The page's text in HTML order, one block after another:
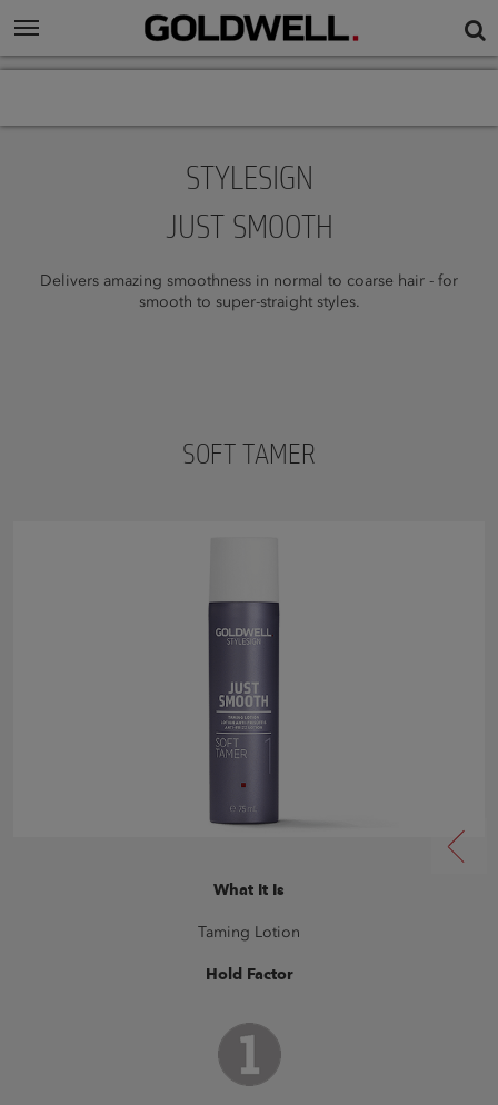
STYLESIGN
JUST SMOOTH
Delivers amazing smoothness in normal to coarse hair - for
smooth to super-straight styles.
SOFT TAMER
What It Is
Taming Lotion
Hold Factor